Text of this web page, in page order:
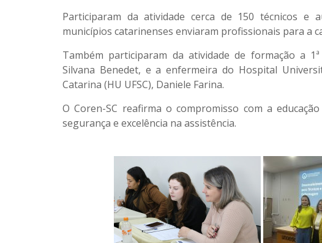
Participaram da atividade cerca de 150 técnicos e
municípios catarinenses enviaram profissionais para a
Também participaram da atividade de formação a
Silvana Benedet, e a enfermeira do Hospital
Catarina (HU UFSC), Daniele Farina.
O Coren-SC reafirma o compromisso com a
segurança e excelência na assistência.